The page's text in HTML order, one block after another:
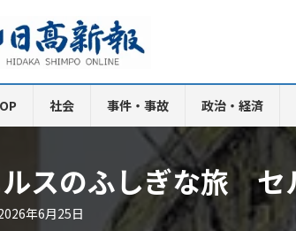
社会 事件・事故 政治・経済
スのふしぎな旅 セ
年6月25日